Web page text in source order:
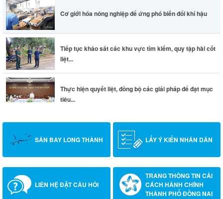
Cơ giới hóa nông nghiệp để ứng phó biến đổi khí hậu
Tiếp tục khảo sát các khu vực tìm kiếm, quy tập hài cốt
liệt...
Thực hiện quyết liệt, đồng bộ các giải pháp để đạt mục
tiêu...
SÂN BAY LONG THÀNH LẤY Ý KIẾN NHÂN DÂN
LIÊN HỆ ĐẶT CÂU HỎI
TRANG THÔNG TIN CẢI
CÁCH HÀNH CHÍNH
THÀNH PHỐ ĐỒNG NAI